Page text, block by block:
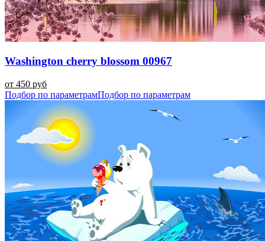
Washington cherry blossom 00967
от 450 руб
Подбор по параметрамПодбор по параметрам